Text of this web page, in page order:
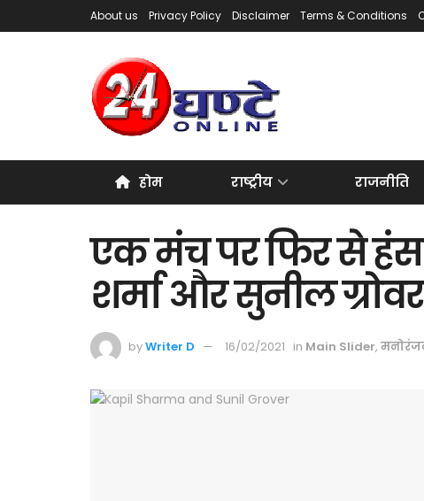
About us Privacy Policy Disclaimer Terms & Conditions
होम राष्ट्रीय राजनीति
एक मंच पर फिर से
शर्मा और सुनील ग्रोवर
byWriter D 16/02/2021 in Main Slider,